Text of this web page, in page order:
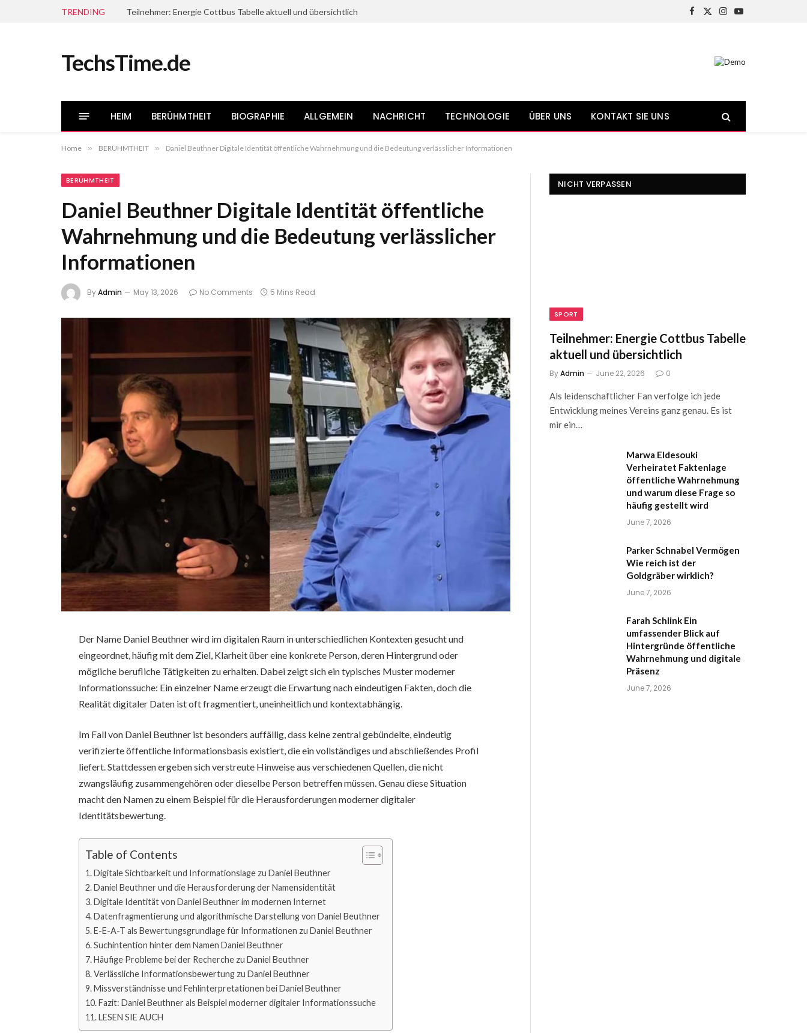
TRENDING Teilnehmer: Energie Cottbus Tabelle aktuell und übersichtlich
Facebook
X
Instagram
YouTube
TechsTime.de
HEIM BERÜHMTHEIT BIOGRAPHIE ALLGEMEIN NACHRICHT TECHNOLOGIE ÜBER UNS KONTAKT SIE UNS
Home » BERÜHMTHEIT » Daniel Beuthner Digitale Identität öffentliche Wahrnehmung und die Bedeutung verlässlicher Informationen
BERÜHMTHEIT
Daniel Beuthner Digitale Identität öffentliche
Wahrnehmung und die Bedeutung verlässlicher
Informationen
ByAdmin May 13, 2026 No Comments 5 Mins Read
Der Name Daniel Beuthner wird im digitalen Raum in unterschiedlichen Kontexten gesucht und
eingeordnet, häufig mit dem Ziel, Klarheit über eine konkrete Person, deren Hintergrund oder
mögliche berufliche Tätigkeiten zu erhalten. Dabei zeigt sich ein typisches Muster moderner
Informationssuche: Ein einzelner Name erzeugt die Erwartung nach eindeutigen Fakten, doch die
Realität digitaler Daten ist oft fragmentiert, uneinheitlich und kontextabhängig.
Im Fall von Daniel Beuthner ist besonders auffällig, dass keine zentral gebündelte, eindeutig
verifizierte öffentliche Informationsbasis existiert, die ein vollständiges und abschließendes Profil
liefert. Stattdessen ergeben sich verstreute Hinweise aus verschiedenen Quellen, die nicht
zwangsläufig zusammengehören oder dieselbe Person betreffen müssen. Genau diese Situation
macht den Namen zu einem Beispiel für die Herausforderungen moderner digitaler
Identitätsbewertung.
Table of Contents
Digitale Sichtbarkeit und Informationslage zu Daniel Beuthner
Daniel Beuthner und die Herausforderung der Namensidentität
Digitale Identität von Daniel Beuthner im modernen Internet
Datenfragmentierung und algorithmische Darstellung von Daniel Beuthner
E-E-A-T als Bewertungsgrundlage für Informationen zu Daniel Beuthner
Suchintention hinter dem Namen Daniel Beuthner
Häufige Probleme bei der Recherche zu Daniel Beuthner
Verlässliche Informationsbewertung zu Daniel Beuthner
Missverständnisse und Fehlinterpretationen bei Daniel Beuthner
Fazit: Daniel Beuthner als Beispiel moderner digitaler Informationssuche
LESEN SIE AUCH
NICHT VERPASSEN
SPORT
Teilnehmer: Energie Cottbus Tabelle
aktuell und übersichtlich
ByAdmin June 22, 2026 0
Als leidenschaftlicher Fan verfolge ich jede
Entwicklung meines Vereins ganz genau. Es ist
mir ein…
Marwa Eldesouki
Verheiratet Faktenlage
öffentliche Wahrnehmung
und warum diese Frage so
häufig gestellt wird
June 7, 2026
Parker Schnabel Vermögen
Wie reich ist der
Goldgräber wirklich?
June 7, 2026
Farah Schlink Ein
umfassender Blick auf
Hintergründe öffentliche
Wahrnehmung und digitale
Präsenz
June 7, 2026